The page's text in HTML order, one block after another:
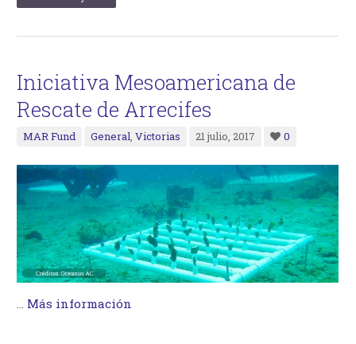
Iniciativa Mesoamericana de
Rescate de Arrecifes
MAR Fund General,Victorias 21 julio, 2017 0
Más información